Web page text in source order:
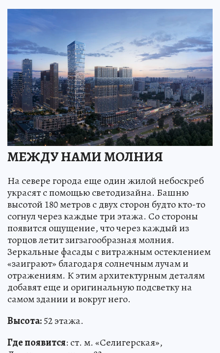
МЕЖДУ НАМИ МОЛНИЯ
На севере города еще один жилой небоскреб
украсят с помощью светодизайна. Башню
высотой 180 метров с двух сторон будто кто-то
согнул через каждые три этажа. Со стороны
появится ощущение, что через каждый из
торцов летит зигзагообразная молния.
Зеркальные фасады с витражным остеклением
«заиграют» благодаря солнечным лучам и
отражениям. К этим архитектурным деталям
добавят еще и оригинальную подсветку на
самом здании и вокруг него.
Высота:52 этажа.
Где появится: ст. м. «Селигерская»,